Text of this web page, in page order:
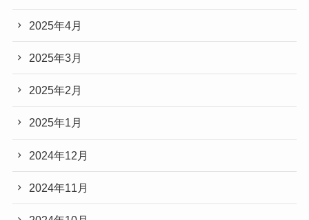
2025年4月
2025年3月
2025年2月
2025年1月
2024年12月
2024年11月